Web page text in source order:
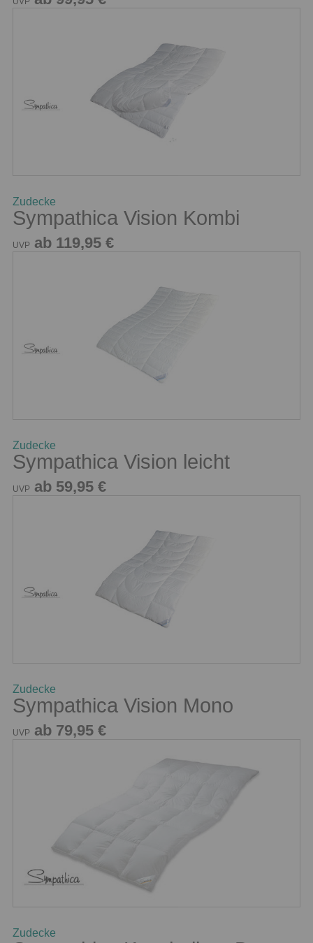
Zudecke
Sympathica Vision Kombi
UVP ab 119,95 €
Zudecke
Sympathica Vision leicht
UVP ab 59,95 €
Zudecke
Sympathica Vision Mono
UVP ab 79,95 €
Zudecke